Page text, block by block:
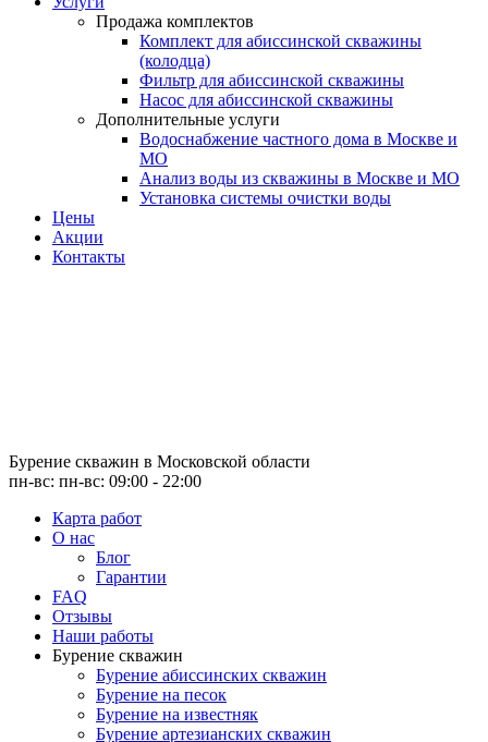
Продажа комплектов
Комплект для абиссинской скважины
(колодца)
Фильтр для абиссинской скважины
Насос для абиссинской скважины
Дополнительные услуги
Водоснабжение частного дома в Москве и
МО
Анализ воды из скважины в Москве и МО
Установка системы очистки воды
Цены
Акции
Контакты
Бурение скважин в Московской области
пн-вс: пн-вс: 09:00 - 22:00
Карта работ
О нас
Блог
Гарантии
FAQ
Отзывы
Наши работы
Бурение скважин
Бурение абиссинских скважин
Бурение на песок
Бурение на известняк
Бурение артезианских скважин